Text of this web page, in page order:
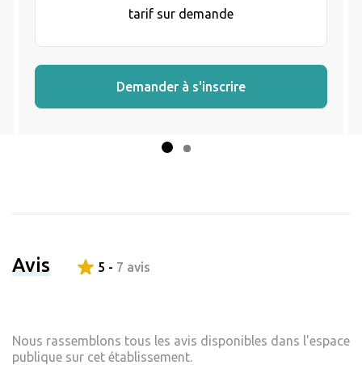
tarif sur demande
Demander à s'inscrire
Avis 5 - 7 avis
Nous rassemblons tous les avis disponibles dans l'espace
publique sur cet établissement.